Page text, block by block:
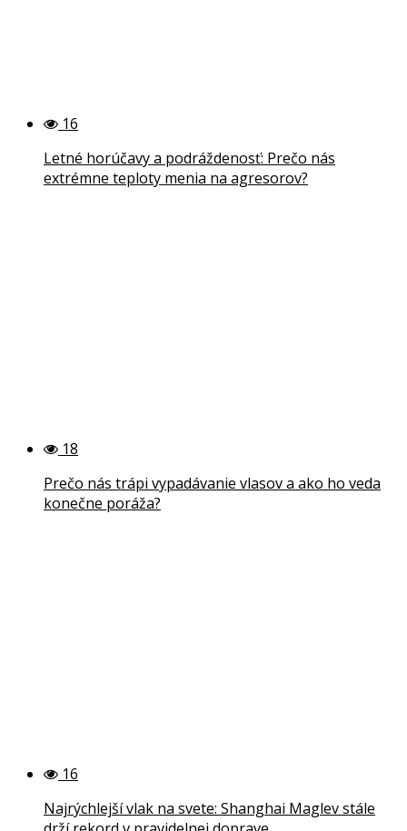
16
Letné horúčavy a podráždenosť: Prečo nás
extrémne teploty menia na agresorov?
18
Prečo nás trápi vypadávanie vlasov a ako ho veda
konečne poráža?
16
Najrýchlejší vlak na svete: Shanghai Maglev stále